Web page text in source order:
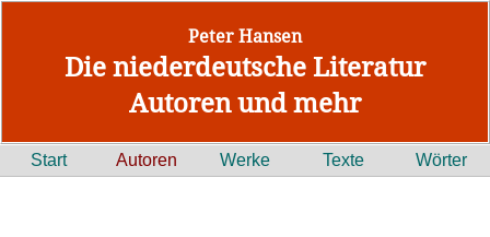
Peter Hansen
Die niederdeutsche Literatur
Autoren und mehr
Start Autoren Werke Texte Wörter